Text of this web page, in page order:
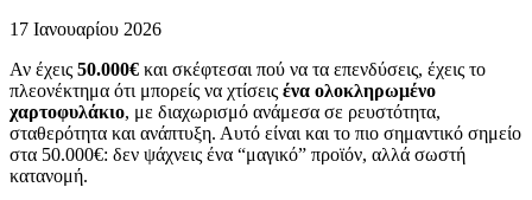
17 Ιανουαρίου 2026
Αν έχεις 50.000€ και σκέφτεσαι πού να τα επενδύσεις, έχεις το
πλεονέκτημα ότι μπορείς να χτίσεις ένα ολοκληρωμένο
χαρτοφυλάκιο, με διαχωρισμό ανάμεσα σε ρευστότητα,
σταθερότητα και ανάπτυξη. Αυτό είναι και το πιο σημαντικό σημείο
στα 50.000€: δεν ψάχνεις ένα “μαγικό” προϊόν, αλλά σωστή
κατανομή.